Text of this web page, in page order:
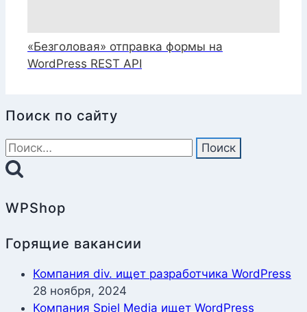
«Безголовая» отправка формы на
WordPress REST API
Поиск по сайту
Найти:
WPShop
Горящие вакансии
Компания div. ищет разработчика WordPress
28 ноября, 2024
Компания Spiel Media ищет WordPress